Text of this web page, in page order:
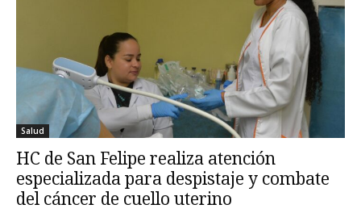
Salud
HC de San Felipe realiza atención
especializada para despistaje y combate
del cáncer de cuello uterino